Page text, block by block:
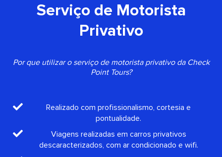
Serviço de Motorista
Privativo
Por que utilizar o serviço de motorista privativo da Check
Point Tours?
Realizado com profissionalismo, cortesia e
pontualidade.
Viagens realizadas em carros privativos
descaracterizados, com ar condicionado e wifi.